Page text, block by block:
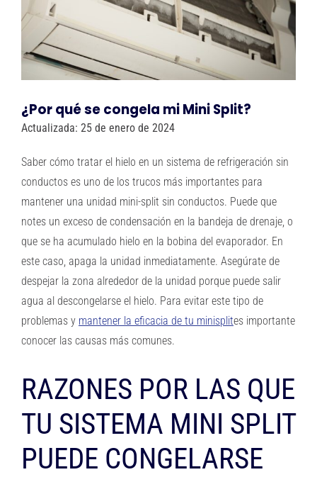
PREGUNTAS FRECUENTES
Sobre nosotros
IN-HOME CONSULTATION
¿Por qué se congela mi Mini Split?
Actualizada: 25 de enero de 2024
Saber cómo tratar el hielo en un sistema de refrigeración sin
conductos es uno de los trucos más importantes para
mantener una unidad mini-split sin conductos. Puede que
notes un exceso de condensación en la bandeja de drenaje, o
que se ha acumulado hielo en la bobina del evaporador. En
este caso, apaga la unidad inmediatamente. Asegúrate de
despejar la zona alrededor de la unidad porque puede salir
agua al descongelarse el hielo. Para evitar este tipo de
problemas y mantener la eficacia de tu minisplites importante
conocer las causas más comunes.
RAZONES POR LAS QUE
TU SISTEMA MINI SPLIT
PUEDE CONGELARSE